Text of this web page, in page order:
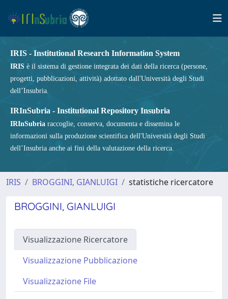
IRIS - Institutional Research Information System
IRIS è il sistema di gestione integrata dei dati della ricerca (persone,
progetti, pubblicazioni, attività) adottato dall'Università degli Studi
dell’Insubria.
IRInSubria - Institutional Repository Insubria
IRInSubria raccoglie, conserva, documenta e dissemina le
informazioni sulla produzione scientifica dell'Università degli Studi
dell’Insubria anche ai fini della valutazione della ricerca.
IRIS BROGGINI, GIANLUIGI statistiche ricercatore
BROGGINI, GIANLUIGI
Visualizzazione Ricercatore
Visualizzazione Pubblicazione
Visualizzazione File